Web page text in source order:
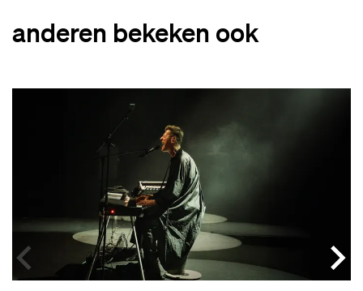
anderen bekeken ook